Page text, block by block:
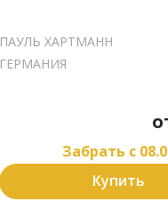
ПАУЛЬ ХАРТМАНН
ГЕРМАНИЯ
Забрать c
Купить